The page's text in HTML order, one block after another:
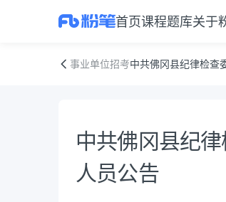
首页课程题库关于
事业单位招考中共佛冈县纪律检查
公告正文
中共佛冈县纪
人员公告